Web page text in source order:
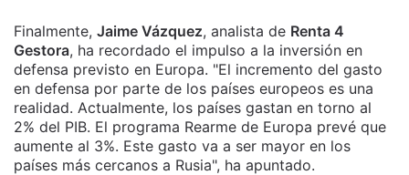
Finalmente, Jaime Vázquez, analista de Renta 4
Gestora, ha recordado el impulso a la inversión en
defensa previsto en Europa. "El incremento del gasto
en defensa por parte de los países europeos es una
realidad. Actualmente, los países gastan en torno al
2% del PIB. El programa Rearme de Europa prevé que
aumente al 3%. Este gasto va a ser mayor en los
países más cercanos a Rusia", ha apuntado.